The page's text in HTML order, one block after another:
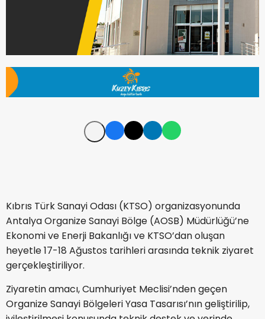
Kıbrıs Türk Sanayi Odası (KTSO) organizasyonunda
Antalya Organize Sanayi Bölge (AOSB) Müdürlüğü’ne
Ekonomi ve Enerji Bakanlığı ve KTSO’dan oluşan
heyetle 17-18 Ağustos tarihleri arasında teknik ziyaret
gerçekleştiriliyor.
Ziyaretin amacı, Cumhuriyet Meclisi’nden geçen
Organize Sanayi Bölgeleri Yasa Tasarısı’nın geliştirilip,